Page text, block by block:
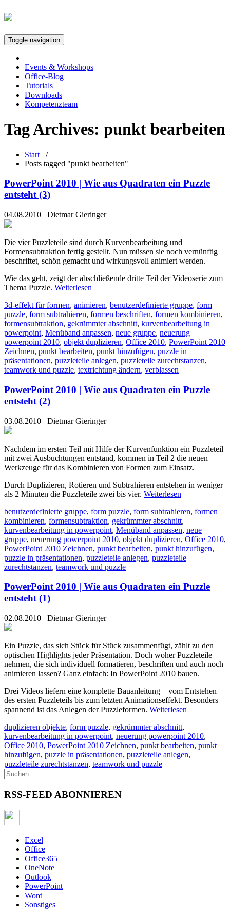
Toggle navigation
Events & Workshops
Office-Blog
Tutorials
Downloads
Kompetenzteam
Tag Archives: punkt bearbeiten
Start /
Posts tagged "punkt bearbeiten"
PowerPoint 2010 | Wie aus Quadraten ein Puzzle
entsteht (3)
04.08.2010 Dietmar Gieringer
Die vier Puzzleteile sind durch Kurvenbearbeitung und
Formensubtraktion fertig gestellt. Nun müssen sie noch vernünftig
beschriftet, schön gemacht und wirkungsvoll animiert werden.
Wie das geht, zeigt der abschließende dritte Teil der Videoserie zum
Thema Puzzle. Weiterlesen
3d-effekt für formen, animieren, benutzerdefinierte gruppe, form
puzzle, form subtrahieren, formen beschriften, formen kombinieren,
formensubtraktion, gekrümmter abschnitt, kurvenbearbeitung in
powerpoint, Menüband anpassen, neue gruppe, neuerung
powerpoint 2010, objekt duplizieren, Office 2010, PowerPoint 2010
Zeichnen, punkt bearbeiten, punkt hinzufügen, puzzle in
präsentationen, puzzleteile anlegen, puzzleteile zurechtstanzen,
teamwork und puzzle, textrichtung ändern, verblassen
PowerPoint 2010 | Wie aus Quadraten ein Puzzle
entsteht (2)
03.08.2010 Dietmar Gieringer
Nachdem im ersten Teil mit Hilfe der Kurvenfunktion ein Puzzleteil
mit zwei Ausbuchtungen entstand, kommen in Teil 2 die neuen
Werkzeuge für das Kombinieren von Formen zum Einsatz.
Durch Duplizieren, Rotieren und Subtrahieren entstehen in weniger
als 2 Minuten die Puzzleteile zwei bis vier. Weiterlesen
benutzerdefinierte gruppe, form puzzle, form subtrahieren, formen
kombinieren, formensubtraktion, gekrümmter abschnitt,
kurvenbearbeitung in powerpoint, Menüband anpassen, neue
gruppe, neuerung powerpoint 2010, objekt duplizieren, Office 2010,
PowerPoint 2010 Zeichnen, punkt bearbeiten, punkt hinzufügen,
puzzle in präsentationen, puzzleteile anlegen, puzzleteile
zurechtstanzen, teamwork und puzzle
PowerPoint 2010 | Wie aus Quadraten ein Puzzle
entsteht (1)
02.08.2010 Dietmar Gieringer
Ein Puzzle, das sich Stück für Stück zusammenfügt, zählt zu den
optischen Highlights jeder Präsentation. Doch woher Puzzleteile
nehmen, die sich individuell formatieren, beschriften und auch noch
animieren lassen? Ganz einfach: In PowerPoint 2010 bauen.
Drei Videos liefern eine komplette Bauanleitung – vom Entstehen
des ersten Puzzleteils bis zum letzten Animationseffekt. Besonders
spannend ist das Anlegen der Puzzleformen. Weiterlesen
duplizieren objekte, form puzzle, gekrümmter abschnitt,
kurvenbearbeitung in powerpoint, neuerung powerpoint 2010,
Office 2010, PowerPoint 2010 Zeichnen, punkt bearbeiten, punkt
hinzufügen, puzzle in präsentationen, puzzleteile anlegen,
puzzleteile zurechtstanzen, teamwork und puzzle
RSS-FEED ABONNIEREN
Excel
Office
Office365
OneNote
Outlook
PowerPoint
Word
Sonstiges